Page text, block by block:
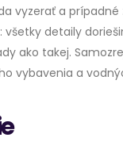
vyzerať a
detaily
ako takej.
vybavenia a